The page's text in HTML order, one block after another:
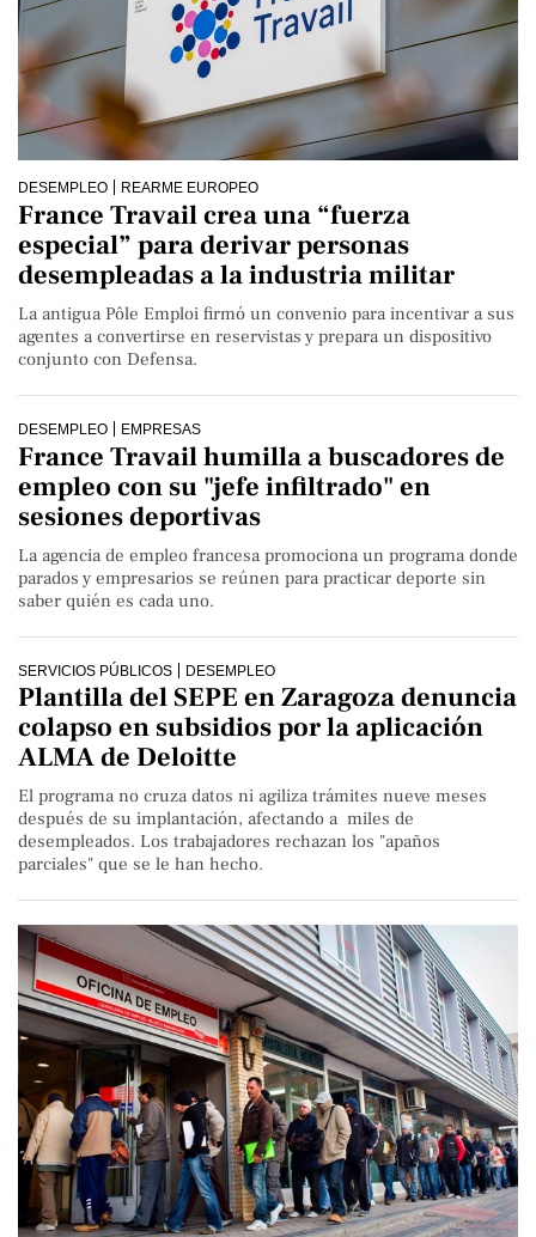
DESEMPLEO REARME EUROPEO
France Travail crea una “fuerza
especial” para derivar personas
desempleadas a la industria militar
La antigua Pôle Emploi firmó un convenio para incentivar a sus
agentes a convertirse en reservistas y prepara un dispositivo
conjunto con Defensa.
DESEMPLEO EMPRESAS
France Travail humilla a buscadores de
empleo con su "jefe infiltrado" en
sesiones deportivas
La agencia de empleo francesa promociona un programa donde
parados y empresarios se reúnen para practicar deporte sin
saber quién es cada uno.
SERVICIOS PÚBLICOS DESEMPLEO
Plantilla del SEPE en Zaragoza denuncia
colapso en subsidios por la aplicación
ALMA de Deloitte
El programa no cruza datos ni agiliza trámites nueve meses
después de su implantación, afectando a miles de
desempleados. Los trabajadores rechazan los "apaños
parciales" que se le han hecho.